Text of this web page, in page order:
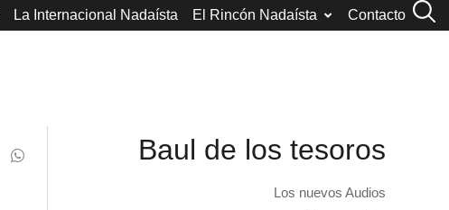
La Internacional Nadaísta El Rincón Nadaísta Contacto
Baul de los tesoros
Los nuevos Audios